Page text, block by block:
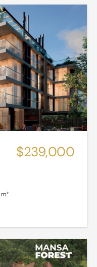
m²
$239,000